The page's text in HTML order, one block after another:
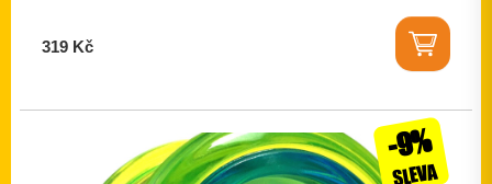
319 Kč
-9%
SLEVA